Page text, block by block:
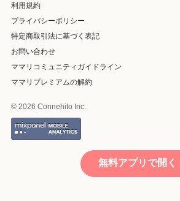
利用規約
プライバシーポリシー
特定商取引法に基づく表記
お問い合わせ
ママリコミュニティガイドライン
ママリプレミアムの解約
© 2026 Connehito Inc.
無料アプリで開く